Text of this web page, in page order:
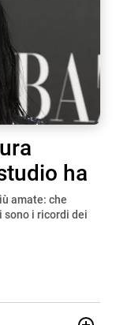
ha
amate: che
sono i ricordi dei